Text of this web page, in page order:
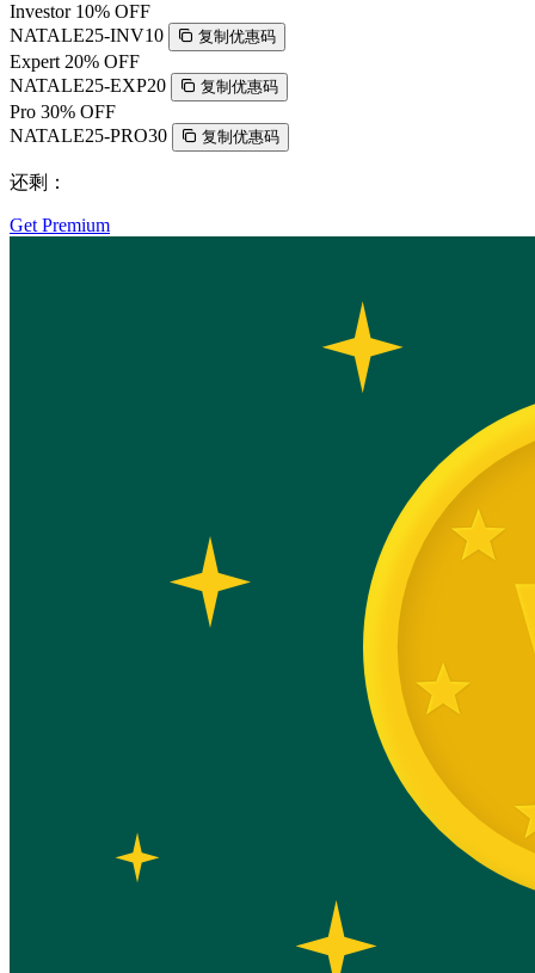
Investor 10% OFF
NATALE25-INV10
复制优惠码
Expert 20% OFF
NATALE25-EXP20
复制优惠码
Pro 30% OFF
NATALE25-PRO30
复制优惠码
还剩：
Get Premium